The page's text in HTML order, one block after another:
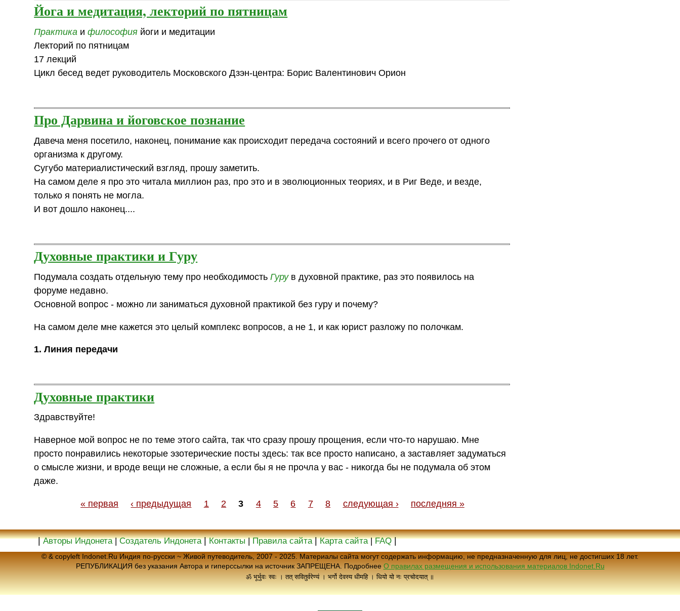
Йога и медитация, лекторий по пятницам
Практика ифилософия йоги и медитации
Лекторий по пятницам
17 лекций
Цикл бесед ведет руководитель Московского Дзэн-центра: Борис Валентинович Орион
Про Дарвина и йоговское познание
Давеча меня посетило, наконец, понимание как происходит передача состояний и всего прочего от одного
организма к другому.
Сугубо материалистический взгляд, прошу заметить.
На самом деле я про это читала миллион раз, про это и в эволюционных теориях, и в Риг Веде, и везде,
только я понять не могла.
И вот дошло наконец....
Духовные практики и Гуру
Подумала создать отдельную тему про необходимостьГурув духовной практике, раз это появилось на
форуме недавно.
Основной вопрос - можно ли заниматься духовной практикой без гуру и почему?
На самом деле мне кажется это целый комплекс вопросов, а не 1, и как юрист разложу по полочкам.
1. Линия передачи
Духовные практики
Здравствуйте!
Наверное мой вопрос не по теме этого сайта, так что сразу прошу прощения, если что-то нарушаю. Мне
просто понравились некоторые эзотерические посты здесь: так все просто написано, а заставляет задуматься
о смысле жизни, и вроде вещи не сложные, а если бы я не прочла у вас - никогда бы не подумала об этом
даже.
« первая ‹ предыдущая 1 2 3 4 5 6 7 8 следующая › последняя »
|Авторы Индонета|Создатель Индонета|Контакты|Правила сайта|Карта сайта|FAQ|
© & copyleft Indonet.Ru Индия по-русски ~ Живой путеводитель, 2007 - 2025. Материалы сайта могут содержать информацию, не предназначенную для лиц, не достигших 18 лет.
РЕПУБЛИКАЦИЯ без указания Автора и гиперссылки на источник ЗАПРЕЩЕНА. Подробнее О правилах размещения и использования материалов Indonet.Ru
ॐ भूर्भुवः स्वः । तत् सवितुर्वरेण्यं । भर्गो देवस्य धीमहि । धियो यो नः प्रचोदयात् ॥